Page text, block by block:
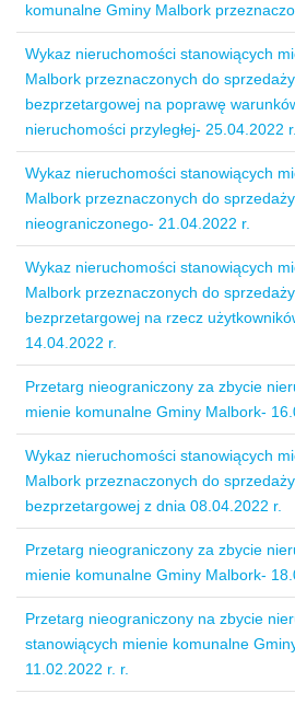
komunalne Gminy Malbork
Wykaz nieruchomości stanowiących
Malbork przeznaczonych do
bezprzetargowej na poprawę
nieruchomości przyległej- 25.04.2022 r.
Wykaz nieruchomości stanowiących
Malbork przeznaczonych do
nieograniczonego- 21.04.2022 r.
Wykaz nieruchomości stanowiących
Malbork przeznaczonych do
bezprzetargowej na rzecz
14.04.2022 r.
Przetarg nieograniczony za zbycie
mienie komunalne Gminy Malbork-
Wykaz nieruchomości stanowiących
Malbork przeznaczonych do
bezprzetargowej z dnia 08.04.2022 r.
Przetarg nieograniczony za zbycie
mienie komunalne Gminy Malbork-
Przetarg nieograniczony na zbycie
stanowiących mienie komunalne
11.02.2022 r. r.